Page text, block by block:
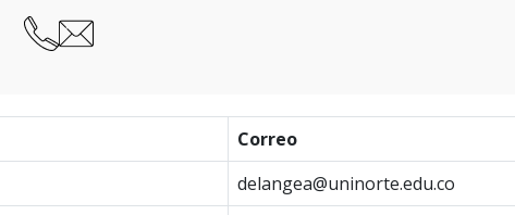
Correo
delangea@uninorte.edu.co